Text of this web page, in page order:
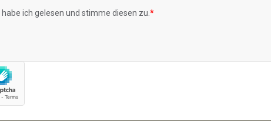
habe ich gelesen und stimme diesen zu.